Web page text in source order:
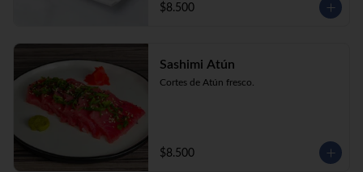
$8.500
Sashimi Atún
Cortes de Atún fresco.
$8.500